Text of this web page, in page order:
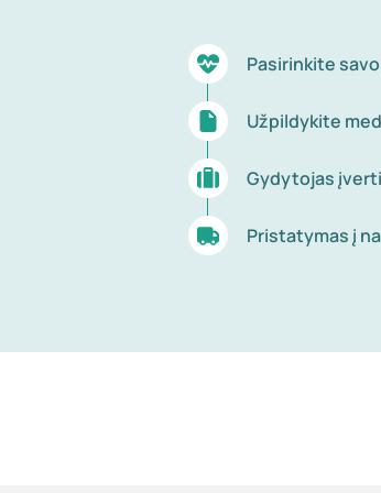
Pasirinkite
Užpildykite
Gydytojas
Pristatymas į